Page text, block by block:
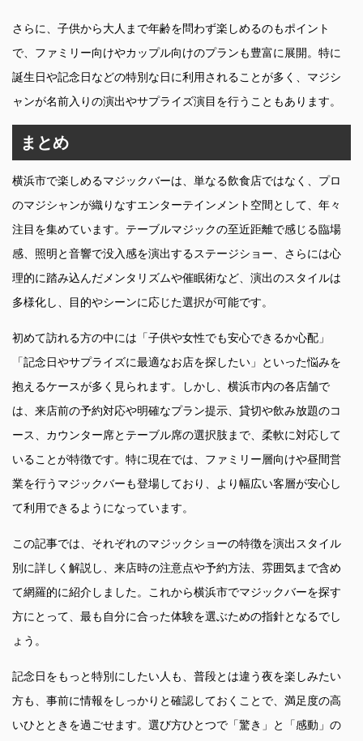
さらに、子供から大人まで年齢を問わず楽しめるのもポイント
で、ファミリー向けやカップル向けのプランも豊富に展開。特に
誕生日や記念日などの特別な日に利用されることが多く、マジシ
ャンが名前入りの演出やサプライズ演目を行うこともあります。
まとめ
横浜市で楽しめるマジックバーは、単なる飲食店ではなく、プロ
のマジシャンが織りなすエンターテインメント空間として、年々
注目を集めています。テーブルマジックの至近距離で感じる臨場
感、照明と音響で没入感を演出するステージショー、さらには心
理的に踏み込んだメンタリズムや催眠術など、演出のスタイルは
多様化し、目的やシーンに応じた選択が可能です。
初めて訪れる方の中には「子供や女性でも安心できるか心配」
「記念日やサプライズに最適なお店を探したい」といった悩みを
抱えるケースが多く見られます。しかし、横浜市内の各店舗で
は、来店前の予約対応や明確なプラン提示、貸切や飲み放題のコ
ース、カウンター席とテーブル席の選択肢まで、柔軟に対応して
いることが特徴です。特に現在では、ファミリー層向けや昼間営
業を行うマジックバーも登場しており、より幅広い客層が安心し
て利用できるようになっています。
この記事では、それぞれのマジックショーの特徴を演出スタイル
別に詳しく解説し、来店時の注意点や予約方法、雰囲気まで含め
て網羅的に紹介しました。これから横浜市でマジックバーを探す
方にとって、最も自分に合った体験を選ぶための指針となるでし
ょう。
記念日をもっと特別にしたい人も、普段とは違う夜を楽しみたい
方も、事前に情報をしっかりと確認しておくことで、満足度の高
いひとときを過ごせます。選び方ひとつで「驚き」と「感動」の